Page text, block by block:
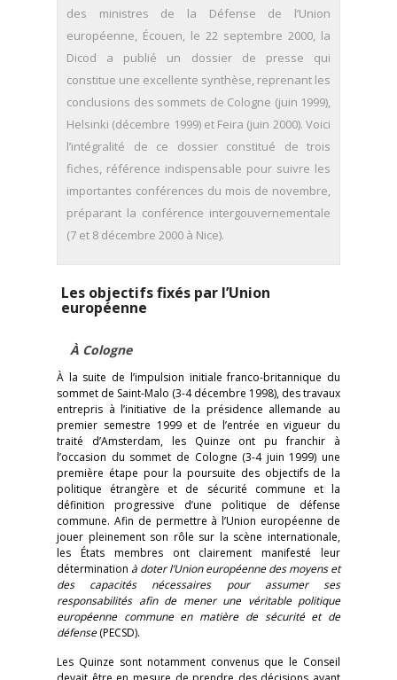
des ministres de la Défense de l’Union
européenne, Écouen, le 22 septembre 2000, la
Dicod a publié un dossier de presse qui
constitue une excellente synthèse, reprenant les
conclusions des sommets de Cologne (juin 1999),
Helsinki (décembre 1999) et Feira (juin 2000). Voici
l’intégralité de ce dossier constitué de trois
fiches, référence indispensable pour suivre les
importantes conférences du mois de novembre,
préparant la conférence intergouvernementale
(7 et 8 décembre 2000 à Nice).
Les objectifs fixés par l’Union
européenne
À Cologne
À la suite de l’impulsion initiale franco-britannique du
sommet de Saint-Malo (3-4 décembre 1998), des travaux
entrepris à l’initiative de la présidence allemande au
premier semestre 1999 et de l’entrée en vigueur du
traité d’Amsterdam, les Quinze ont pu franchir à
l’occasion du sommet de Cologne (3-4 juin 1999) une
première étape pour la poursuite des objectifs de la
politique étrangère et de sécurité commune et la
définition progressive d’une politique de défense
commune. Afin de permettre à l’Union européenne de
jouer pleinement son rôle sur la scène internationale,
les États membres ont clairement manifesté leur
détermination à doter l’Union européenne des moyens et
des capacités nécessaires pour assumer ses
responsabilités afin de mener une véritable politique
européenne commune en matière de sécurité et de
défense(PECSD).
Les Quinze sont notamment convenus que le Conseil